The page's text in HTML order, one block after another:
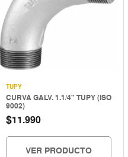
TUPY
CURVA GALV. 1.1/4" TUPY (ISO
9002)
$11.990
VER PRODUCTO